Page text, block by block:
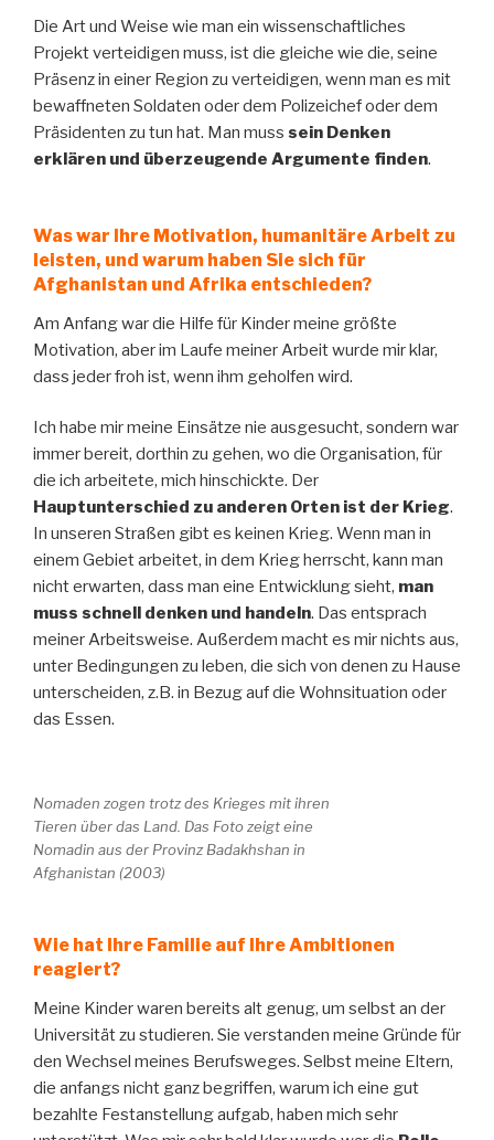
Die Art und Weise wie man ein wissenschaftliches
Projekt verteidigen muss, ist die gleiche wie die, seine
Präsenz in einer Region zu verteidigen, wenn man es mit
bewaffneten Soldaten oder dem Polizeichef oder dem
Präsidenten zu tun hat. Man muss sein Denken
erklären und überzeugende Argumente finden.
Was war Ihre Motivation, humanitäre Arbeit zu
leisten, und warum haben Sie sich für
Afghanistan und Afrika entschieden?
Am Anfang war die Hilfe für Kinder meine größte
Motivation, aber im Laufe meiner Arbeit wurde mir klar,
dass jeder froh ist, wenn ihm geholfen wird.
Ich habe mir meine Einsätze nie ausgesucht, sondern war
immer bereit, dorthin zu gehen, wo die Organisation, für
die ich arbeitete, mich hinschickte. Der
Hauptunterschied zu anderen Orten ist der Krieg.
In unseren Straßen gibt es keinen Krieg. Wenn man in
einem Gebiet arbeitet, in dem Krieg herrscht, kann man
nicht erwarten, dass man eine Entwicklung sieht, man
muss schnell denken und handeln. Das entsprach
meiner Arbeitsweise. Außerdem macht es mir nichts aus,
unter Bedingungen zu leben, die sich von denen zu Hause
unterscheiden, z.B. in Bezug auf die Wohnsituation oder
das Essen.
Nomaden zogen trotz des Krieges mit ihren
Tieren über das Land. Das Foto zeigt eine
Nomadin aus der Provinz Badakhshan in
Afghanistan (2003)
Wie hat Ihre Familie auf Ihre Ambitionen
reagiert?
Meine Kinder waren bereits alt genug, um selbst an der
Universität zu studieren. Sie verstanden meine Gründe für
den Wechsel meines Berufsweges. Selbst meine Eltern,
die anfangs nicht ganz begriffen, warum ich eine gut
bezahlte Festanstellung aufgab, haben mich sehr